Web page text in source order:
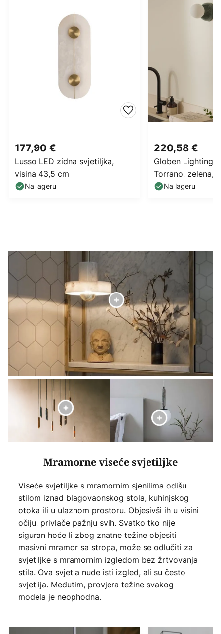
177,90 €
Lusso LED zidna svjetiljka,
visina 43,5 cm
Na lageru
220,58 €
Globen Lighting
Torrano, zelena,
Na lageru
Mramorne viseće svjetiljke
Viseće svjetiljke s mramornim sjenilima odišu
stilom iznad blagovaonskog stola, kuhinjskog
otoka ili u ulaznom prostoru. Objesivši ih u visini
očiju, privlače pažnju svih. Svatko tko nije
siguran hoće li zbog znatne težine objesiti
masivni mramor sa stropa, može se odlučiti za
svjetiljke s mramornim izgledom bez žrtvovanja
stila. Ova svjetla nude isti izgled, ali su često
svjetlija. Međutim, provjera težine svakog
modela je neophodna.